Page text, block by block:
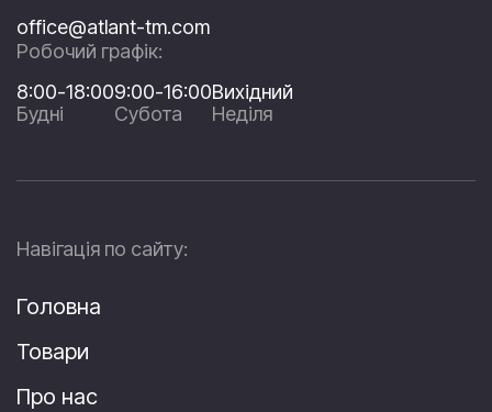
office@atlant-tm.com
Робочий графік:
8:00-18:00
Будні
9:00-16:00
Субота
Вихідний
Неділя
Навігація по сайту:
Головна
Товари
Про нас